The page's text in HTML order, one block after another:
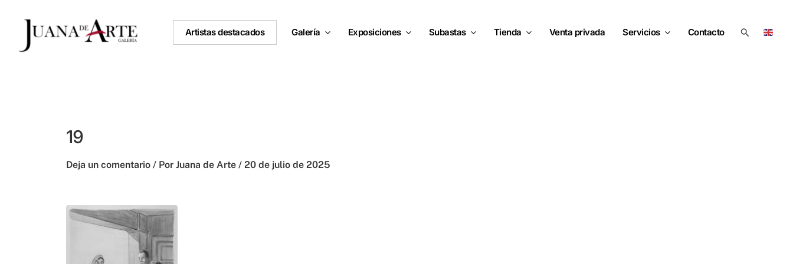
contenido
Artistas destacados Galería Exposiciones Subastas Tienda Venta privada Servicios Contacto Buscar
19
Deja un comentario / Por Juana de Arte / 20 de julio de 2025